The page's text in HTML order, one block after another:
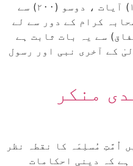
قرآنِ پاک کی تقریباً سو(۱۰۰) آیات ، دوسو (۲۰۰) سے
کرام کے دور سے لے
سے یہ بات ثابت ہے
کے آخری نبی اور رسول
منکر
اُمَّتِ مُسلِمَہ کا نقطہ نظر
کہ دینی احکامات